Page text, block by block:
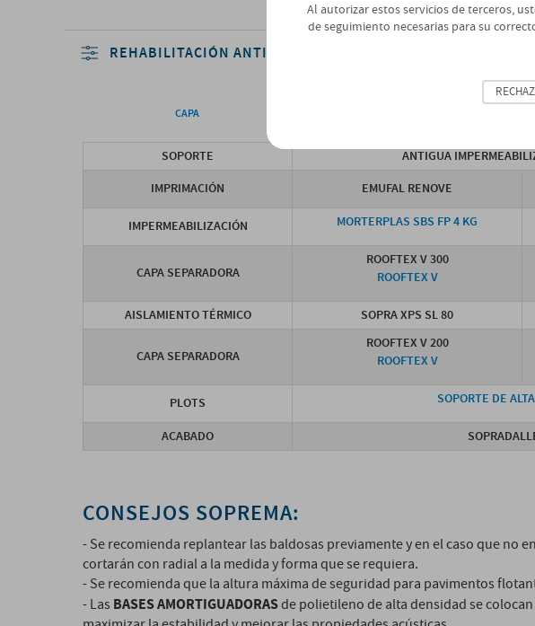
REHABILITACIÓN ANTIGUA IMPERMEABILIZACIÓN
CAPA
SOPORTE
ANTIGUA
IMPRIMACIÓN
EMUFAL RENOVE
IMPERMEABILIZACIÓN MORTERPLAS SBS FP 4 KG
CAPA SEPARADORA
ROOFTEX V 300
ROOFTEX V
AISLAMIENTO TÉRMICO SOPRA XPS SL 80
CAPA SEPARADORA
ROOFTEX V 200
ROOFTEX V
PLOTS SOPORTE DE
ACABADO
CONSEJOS SOPREMA:
- Se recomienda replantear las baldosas previamente y en el caso que no
cortarán con radial a la medida y forma que se requiera.
- Se recomienda que la altura máxima de seguridad para pavimentos
- Las BASES AMORTIGUADORASde polietileno de alta densidad se
Al autorizar estos servicios de terceros,
de seguimiento necesarias para su